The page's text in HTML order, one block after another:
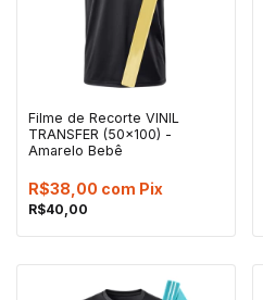
Filme de Recorte VINIL
TRANSFER (50x100) -
Amarelo Bebê
R$40,00
R$38,00 com Pix